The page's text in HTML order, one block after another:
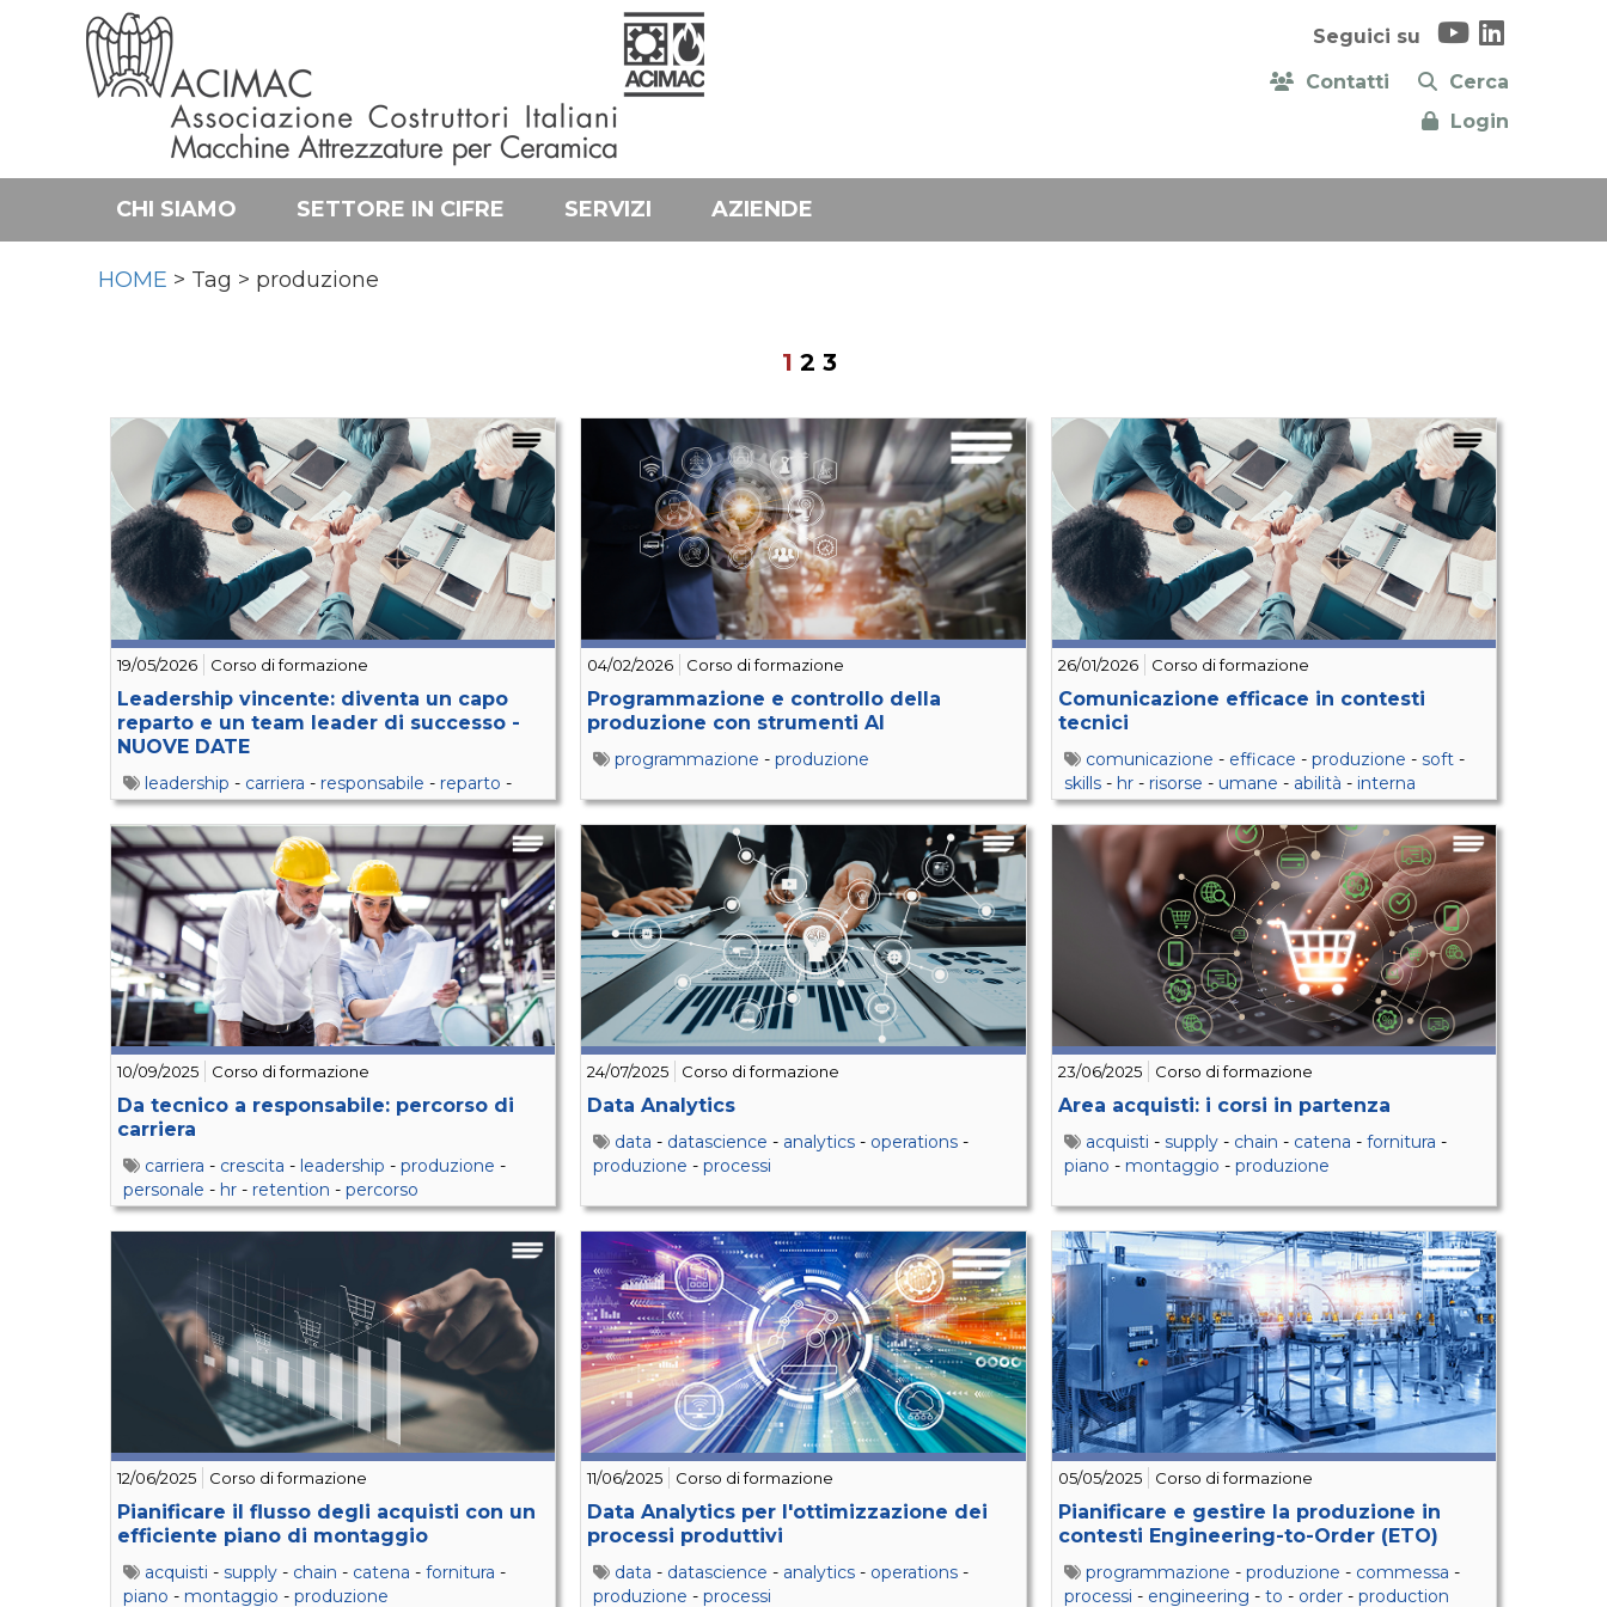
Seguici su
Contatti
Cerca
Login
CHI SIAMO SETTORE IN CIFRE SERVIZI AZIENDE
HOME > Tag > produzione
1 2 3
19/05/2026 Corso di formazione
Leadership vincente: diventa un capo
reparto e un team leader di successo -
NUOVE DATE
leadership - carriera - responsabile - reparto -
produzione-soft-skills-competenze-team
04/02/2026 Corso di formazione
Programmazione e controllo della
produzione con strumenti AI
programmazione -produzione
26/01/2026 Corso di formazione
Comunicazione efficace in contesti
tecnici
comunicazione - efficace - produzione - soft-
skills- hr- risorse - umane - abilità - interna
10/09/2025 Corso di formazione
Da tecnico a responsabile: percorso di
carriera
carriera - crescita - leadership - produzione -
personale - hr - retention - percorso
24/07/2025 Corso di formazione
Data Analytics
data - datascience - analytics - operations -
produzione -processi
23/06/2025 Corso di formazione
Area acquisti: i corsi in partenza
acquisti - supply- chain - catena - fornitura -
piano - montaggio - produzione
12/06/2025 Corso di formazione
Pianificare il flusso degli acquisti con un
efficiente piano di montaggio
acquisti - supply - chain - catena - fornitura -
piano - montaggio - produzione
11/06/2025 Corso di formazione
Data Analytics per l'ottimizzazione dei
processi produttivi
data - datascience - analytics - operations -
produzione -processi
05/05/2025 Corso di formazione
Pianificare e gestire la produzione in
contesti Engineering-to-Order (ETO)
programmazione - produzione - commessa -
processi - engineering - to - order- production